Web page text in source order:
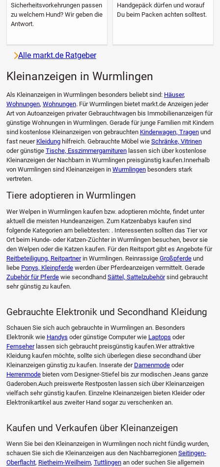
Sicherheitsvorkehrungen passen
zu welchem Hund? Wir geben die
Antwort.
Handgepäck dürfen und worauf
Du beim Packen achten solltest.
Alle markt.de Ratgeber
Kleinanzeigen in Wurmlingen
Als Kleinanzeigen in Wurmlingen besonders beliebt sind: Häuser,
Wohnungen, Wohnungen. Für Wurmlingen bietet markt.de Anzeigen jeder
Art von Autoanzeigen privater Gebrauchtwagen bis Immobilienanzeigen für
günstige Wohnungen in Wurmlingen. Gerade für junge Familien mit Kindern
sind kostenlose Kleinanzeigen von gebrauchten Kinderwagen, Tragenund
fast neuer Kleidunghilfreich. Gebrauchte Möbel wie Schränke, Vitrinen
oder günstige Tische, Esszimmergarniturenlassen sich über kostenlose
Kleinanzeigen der Nachbarn in Wurmlingen preisgünstig kaufen.Innerhalb
von Wurmlingen sind Kleinanzeigen in Wurmlingenbesonders stark
vertreten.
Tiere adoptieren in Wurmlingen
Wer Welpen in Wurmlingen kaufen bzw. adoptieren möchte, findet unter
aktuell die meisten Hundeanzeigen. Zum Katzenbabys kaufen sind
folgende Kategorien am beliebtesten: . Interessenten sollten das Tier vor
Ort beim Hunde- oder Katzen-Züchter in Wurmlingen besuchen, bevor sie
den Welpen oder die Katzen kaufen. Für den Reitsport gibt es Angebote für
Reitbeteiligung, Reitpartnerin Wurmlingen. Reinrassige Großpferdeund
liebe Ponys, Kleinpferdewerden über Pferdeanzeigen vermittelt. Gerade
Zubehör für Pferdewie secondhand Sättel, Sattelzubehörsind gebraucht
sehr günstig zu kaufen.
Gebrauchte Elektronik und Secondhand Kleidung
Schauen Sie sich auch gebrauchte in Wurmlingen an. Besonders
Elektronik wie Handys oder günstige Computer wie Laptops oder
Fernseherlassen sich gebraucht preisgünstig kaufen.Wer attraktive
Kleidung kaufen möchte, sollte sich überlegen diese secondhand über
Kleinanzeigen günstig zu kaufen. Inserate der Damenmodeoder
Herrenmodebieten vom Designer-Stiefel bis zur modischen Jeans ganze
Gaderoben.Auch preiswerte Restposten lassen sich über Kleinanzeigen
vielfach sehr günstig kaufen. Einzelne Kleinanzeigen bieten Kleider oder
Elektronikartikel aus zweiter Hand sogar zu verschenken an.
Kaufen und Verkaufen über Kleinanzeigen
Wenn Sie bei den Kleinanzeigen in Wurmlingen noch nicht fündig wurden,
schauen Sie sich die Kleinanzeigen aus den Nachbarregionen Seitingen-
Oberflacht, Rietheim-Weilheim, Tuttlingenan oder suchen Sie allgemein